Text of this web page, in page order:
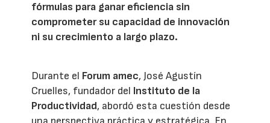
fórmulas para ganar eficiencia sin
comprometer su capacidad de innovación
ni su crecimiento a largo plazo.
Durante el Forum amec, José Agustín
Cruelles, fundador del Instituto de la
Productividad, abordó esta cuestión desde